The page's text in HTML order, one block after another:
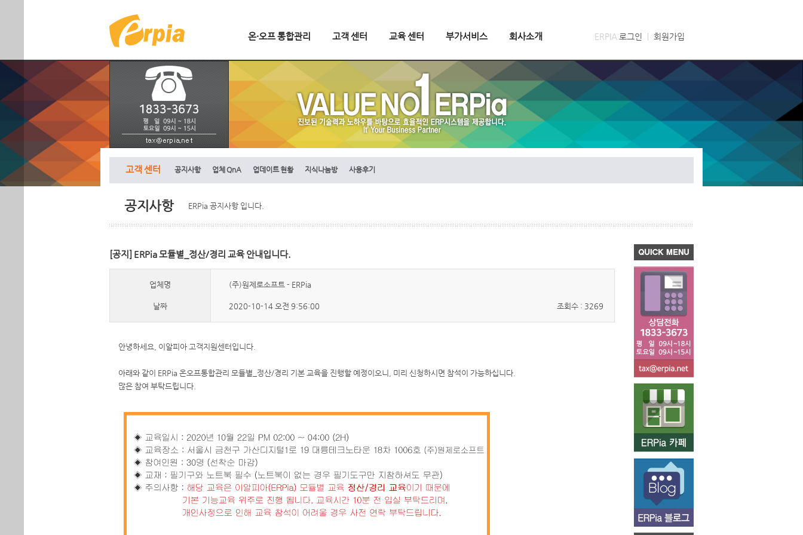
ERPIA 로그인 회원가입
온·오프 통합관리 고객 센터 교육 센터 부가서비스 회사소개
고객 센터 공지사항 업체 QnA 업데이트 현황 지식나눔방 사용후기
공지사항 ERPia 공지사항 입니다.
[공지] ERPia 모듈별_정산/경리 교육 안내입니다.
업체명 (주)원제로소프트 - ERPia
날짜 2020-10-14 오전 9:56:00 조회수 : 3269
안녕하세요, 이알피아 고객지원센터입니다.
아래와 같이 ERPia 온오프통합관리 모듈별_정산/경리 기본 교육을 진행할 예정이오니, 미리 신청하시면 참석이 가능하십니다.
많은 참여 부탁드립니다.